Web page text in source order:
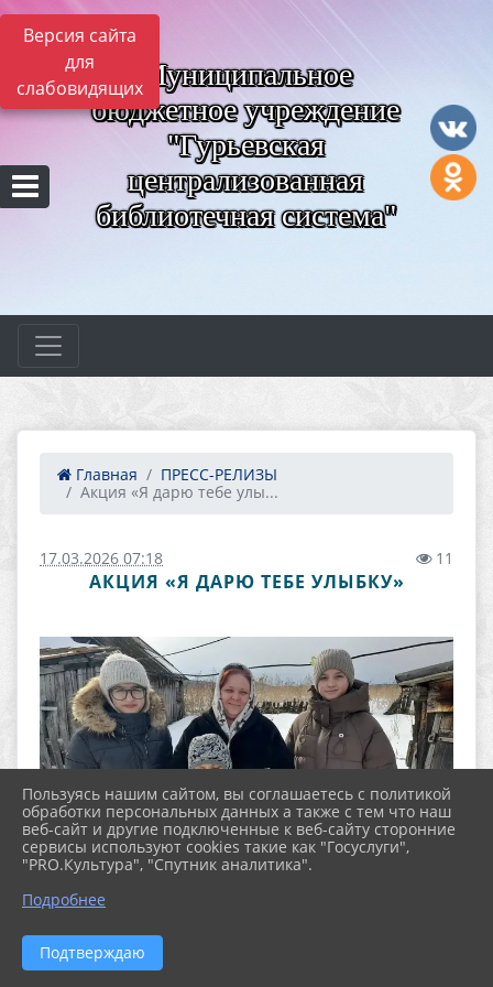
Версия сайта
для
слабовидящих Муниципальное
бюджетное учреждение
"Гурьевская
централизованная
библиотечная система"
Главная
ПРЕСС-РЕЛИЗЫ
Акция «Я дарю тебе улы...
17.03.2026 07:18 11
АКЦИЯ «Я ДАРЮ ТЕБЕ УЛЫБКУ»
Пользуясь нашим сайтом, вы соглашаетесь с политикой
обработки персональных данных а также с тем что наш
веб-сайт и другие подключенные к веб-сайту сторонние
сервисы используют cookies такие как "Госуслуги",
"PRO.Культура", "Спутник аналитика".
Подробнее
Подтверждаю